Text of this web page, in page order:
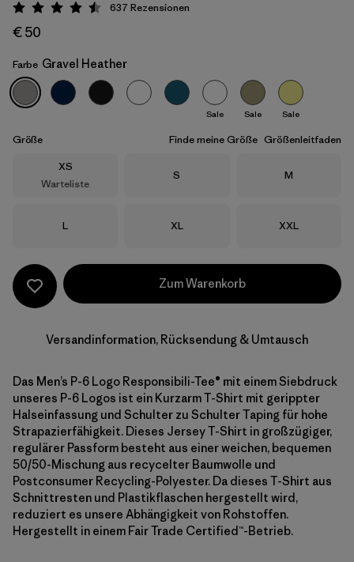
Gravel Heather
Bewertung: 4.5 / 5
637 Rezensionen
€ 50
Farbe Gravel Heather
Sale Sale Sale
Größe Finde meine Größe Größenleitfaden
Größe
XS
Warteliste
Größe
S Größe
M
Größe
L Größe
XL Größe
XXL
Zum Warenkorb
Versandinformation, Rücksendung & Umtausch
Das Men’s P-6 Logo Responsibili-Tee® mit einem Siebdruck
unseres P-6 Logos ist ein Kurzarm T-Shirt mit gerippter
Halseinfassung und Schulter zu Schulter Taping für hohe
Strapazierfähigkeit. Dieses Jersey T-Shirt in großzügiger,
regulärer Passform besteht aus einer weichen, bequemen
50/50-Mischung aus recycelter Baumwolle und
Postconsumer Recycling-Polyester. Da dieses T-Shirt aus
Schnittresten und Plastikflaschen hergestellt wird,
reduziert es unsere Abhängigkeit von Rohstoffen.
Hergestellt in einem Fair Trade Certified™-Betrieb.